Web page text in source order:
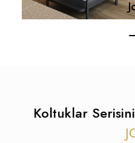
Koltuklar